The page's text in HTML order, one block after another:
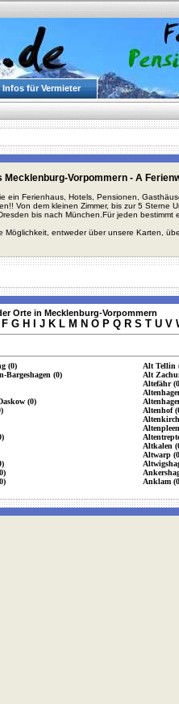
Infos für Vermieter
Mecklenburg-Vorpommern - A
ein Ferienhaus, Hotels, Pensionen,
Von dem kleinen Zimmer, bis zur 5 Sterne
bis nach München.Für jeden bestimmt
Möglichkeit, entweder über unsere Karten,
Orte in Mecklenburg-Vorpommern
F G H J K L M N O P Q R S T U V
(0)
Bargeshagen (0)
(0)
Alt Tellin
Alt
Altefähr
Altenhof
Altkalen
Altwarp
Anklam